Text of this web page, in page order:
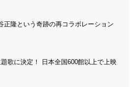
隆という奇跡の再コラボレーション
歌に決定！ 日本全国600館以上で上映